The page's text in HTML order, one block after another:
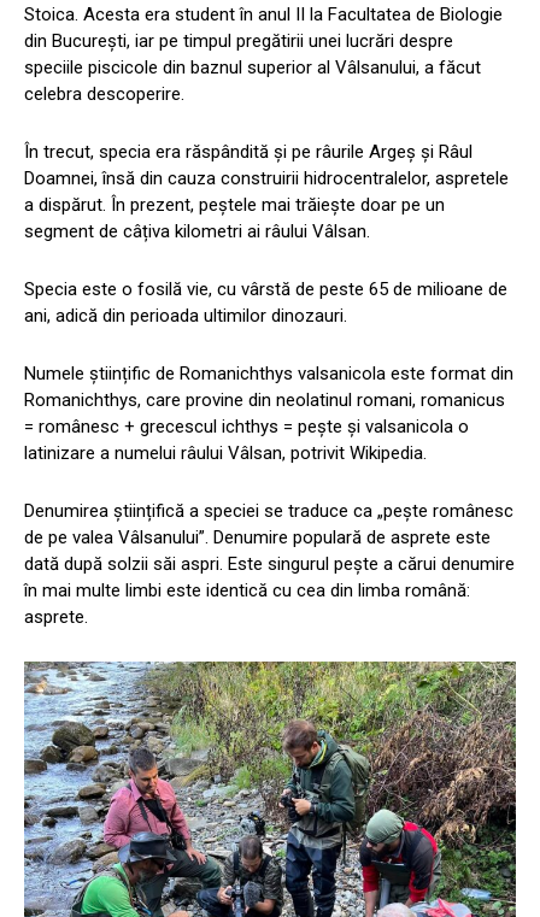
Stoica. Acesta era student în anul II la Facultatea de Biologie
din București, iar pe timpul pregătirii unei lucrări despre
speciile piscicole din baznul superior al Vâlsanului, a făcut
celebra descoperire.
În trecut, specia era răspândită și pe râurile Argeș și Râul
Doamnei, însă din cauza construirii hidrocentralelor, aspretele
a dispărut. În prezent, peștele mai trăiește doar pe un
segment de câțiva kilometri ai râului Vâlsan.
Specia este o fosilă vie, cu vârstă de peste 65 de milioane de
ani, adică din perioada ultimilor dinozauri.
Numele științific de Romanichthys valsanicola este format din
Romanichthys, care provine din neolatinul romani, romanicus
= românesc + grecescul ichthys = pește și valsanicola o
latinizare a numelui râului Vâlsan, potrivit Wikipedia.
Denumirea științifică a speciei se traduce ca „pește românesc
de pe valea Vâlsanului”. Denumire populară de asprete este
dată după solzii săi aspri. Este singurul pește a cărui denumire
în mai multe limbi este identică cu cea din limba română:
asprete.